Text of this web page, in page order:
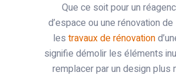
Que ce soit pour un
d’espace ou une rénovation de
les travaux de rénovation
signifie démolir les éléments
remplacer par un design plus